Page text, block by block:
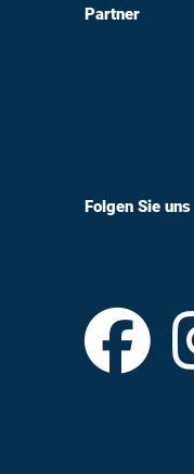
Partner
Folgen Sie uns